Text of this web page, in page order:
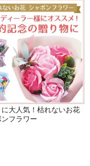
に大人気！枯れないお花
ンフラワー